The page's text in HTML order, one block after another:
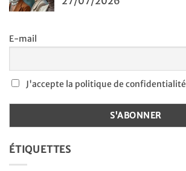
E-mail
J'accepte la politique de confidentialité
ÉTIQUETTES